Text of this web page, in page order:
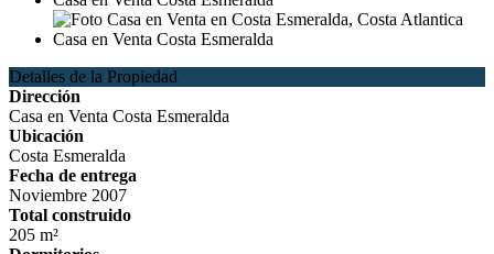
Detalles de la Propiedad
Dirección
Casa en Venta Costa Esmeralda
Ubicación
Costa Esmeralda
Fecha de entrega
Noviembre 2007
Total construido
205 m²